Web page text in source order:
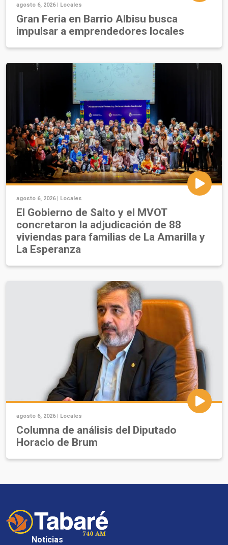
agosto 6, 2026 | Locales
Gran Feria en Barrio Albisu busca
impulsar a emprendedores locales
agosto 6, 2026 | Locales
El Gobierno de Salto y el MVOT
concretaron la adjudicación de 88
viviendas para familias de La Amarilla y
La Esperanza
agosto 6, 2026 | Locales
Columna de análisis del Diputado
Horacio de Brum
Noticias